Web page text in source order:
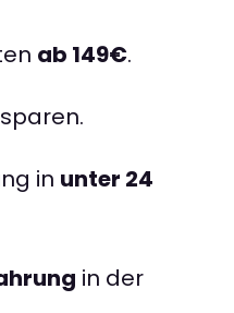
ab 149€.
sparen.
in unter 24
in der